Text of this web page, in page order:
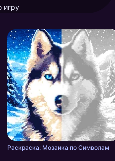
игру
Раскраска: Мозаика по Символам